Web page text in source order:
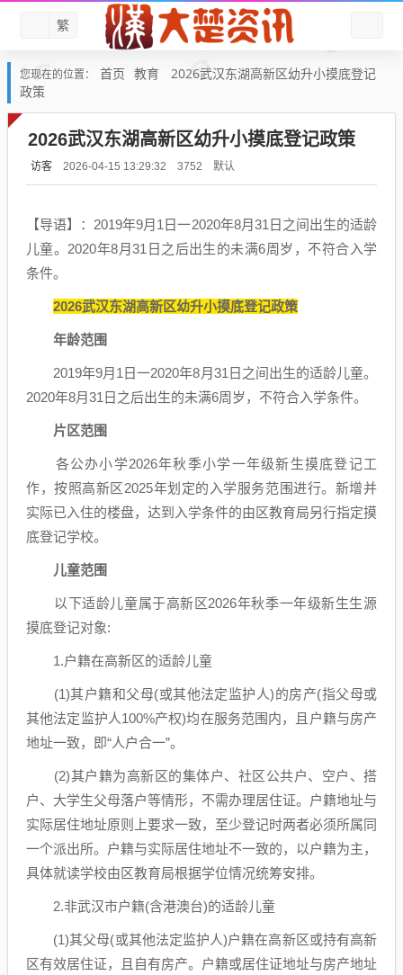
繁
您现在的位置： 首页 教育
2026武汉东湖高新区幼升小摸底登记
政策
2026武汉东湖高新区幼升小摸底登记政策
访客 2026-04-15 13:29:32 3752 默认
【导语】：2019年9月1日一2020年8月31日之间出生的适龄
儿童。2020年8月31日之后出生的未满6周岁，不符合入学
条件。
2026武汉东湖高新区幼升小摸底登记政策
年龄范围
2019年9月1日一2020年8月31日之间出生的适龄儿童。
2020年8月31日之后出生的未满6周岁，不符合入学条件。
片区范围
各公办小学2026年秋季小学一年级新生摸底登记工
作，按照高新区2025年划定的入学服务范围进行。新增并
实际已入住的楼盘，达到入学条件的由区教育局另行指定摸
底登记学校。
儿童范围
以下适龄儿童属于高新区2026年秋季一年级新生生源
摸底登记对象:
1.户籍在高新区的适龄儿童
(1)其户籍和父母(或其他法定监护人)的房产(指父母或
其他法定监护人100%产权)均在服务范围内，且户籍与房产
地址一致，即“人户合一”。
(2)其户籍为高新区的集体户、社区公共户、空户、搭
户、大学生父母落户等情形，不需办理居住证。户籍地址与
实际居住地址原则上要求一致，至少登记时两者必须所属同
一个派出所。户籍与实际居住地址不一致的，以户籍为主，
具体就读学校由区教育局根据学位情况统筹安排。
2.非武汉市户籍(含港澳台)的适龄儿童
(1)其父母(或其他法定监护人)户籍在高新区或持有高新
区有效居住证，且自有房产。户籍或居住证地址与房产地址